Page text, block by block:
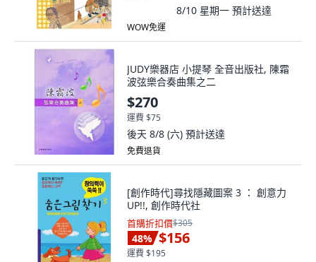
8/10 星期一 預計送達
WOW免運
JUDY樂器店 小提琴 全音出版社, 陳霜
波弦樂合奏曲集之二
$270
運費 $75
後天 8/8 (六) 預計送達
免費退貨
[創作時代]尋找隱藏圖案 3 ： 創意力
UP!!, 創作時代社
首購折扣價$305
48% $156
運費 $195